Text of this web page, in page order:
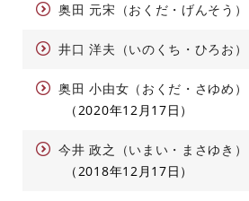
奥田 元宋（おくだ・げんそう）
井口 洋夫（いのくち・ひろお）
奥田 小由女（おくだ・さゆめ）
2020年12月17日
今井 政之（いまい・まさゆき）
2018年12月17日